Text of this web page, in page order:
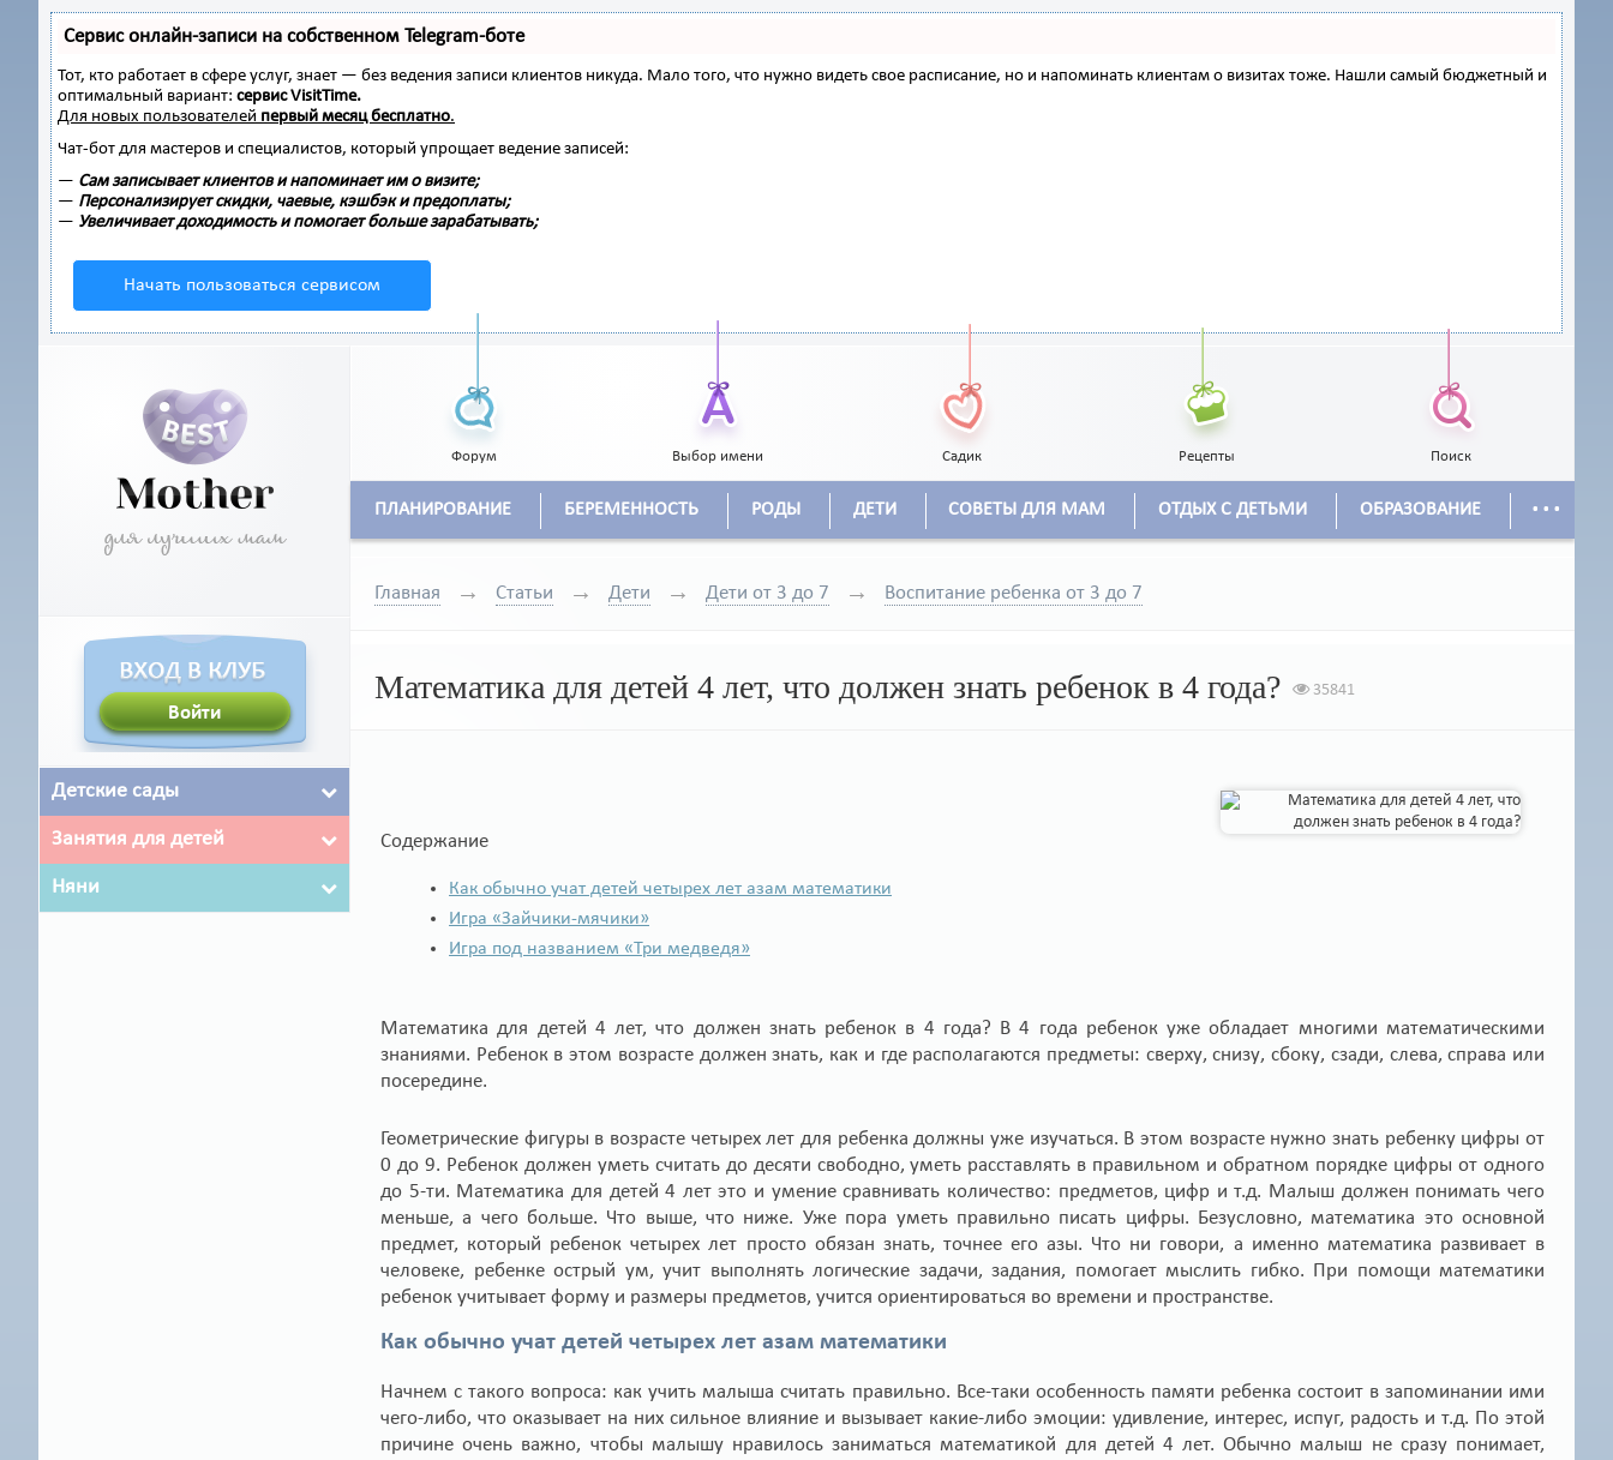
Сервис онлайн-записи на собственном Telegram-боте
Тот, кто работает в сфере услуг, знает — без ведения записи клиентов никуда. Мало того, что нужно видеть свое расписание, но и напоминать клиентам о визитах тоже. Нашли самый бюджетный и
оптимальный вариант: сервис VisitTime.
Для новых пользователей первый месяц бесплатно.
Чат-бот для мастеров и специалистов, который упрощает ведение записей:
— Сам записывает клиентов и напоминает им о визите;
— Персонализирует скидки, чаевые, кэшбэк и предоплаты;
— Увеличивает доходимость и помогает больше зарабатывать;
Начать пользоваться сервисом
Детские сады
Занятия для детей
Няни
Форум Выбор имени Садик Рецепты Поиск
...
ПЛАНИРОВАНИЕ БЕРЕМЕННОСТЬ РОДЫ ДЕТИ СОВЕТЫ ДЛЯ МАМ ОТДЫХ С ДЕТЬМИ ОБРАЗОВАНИЕ
Главная Статьи Дети Дети от 3 до 7 Воспитание ребенка от 3 до 7
Математика для детей 4 лет, что должен знать ребенок в 4 года? 35841
Содержание
Как обычно учат детей четырех лет азам математики
Игра «Зайчики-мячики»
Игра под названием «Три медведя»
Математика для детей 4 лет, что должен знать ребенок в 4 года? В 4 года ребенок уже обладает многими математическими
знаниями. Ребенок в этом возрасте должен знать, как и где располагаются предметы: сверху, снизу, сбоку, сзади, слева, справа или
посередине.
Геометрические фигуры в возрасте четырех лет для ребенка должны уже изучаться. В этом возрасте нужно знать ребенку цифры от
0 до 9. Ребенок должен уметь считать до десяти свободно, уметь расставлять в правильном и обратном порядке цифры от одного
до 5-ти. Математика для детей 4 лет это и умение сравнивать количество: предметов, цифр и т.д. Малыш должен понимать чего
меньше, а чего больше. Что выше, что ниже. Уже пора уметь правильно писать цифры. Безусловно, математика это основной
предмет, который ребенок четырех лет просто обязан знать, точнее его азы. Что ни говори, а именно математика развивает в
человеке, ребенке острый ум, учит выполнять логические задачи, задания, помогает мыслить гибко. При помощи математики
ребенок учитывает форму и размеры предметов, учится ориентироваться во времени и пространстве.
Как обычно учат детей четырех лет азам математики
Начнем с такого вопроса: как учить малыша считать правильно. Все-таки особенность памяти ребенка состоит в запоминании ими
чего-либо, что оказывает на них сильное влияние и вызывает какие-либо эмоции: удивление, интерес, испуг, радость и т.д. По этой
причине очень важно, чтобы малышу нравилось заниматься математикой для детей 4 лет. Обычно малыш не сразу понимает,